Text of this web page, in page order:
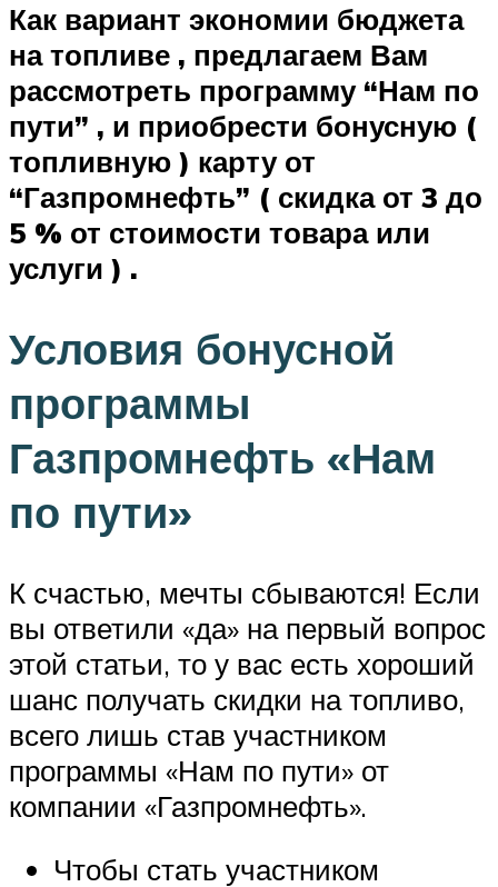
Как вариант экономии бюджета
на топливе , предлагаем Вам
рассмотреть программу “Нам по
пути” , и приобрести бонусную (
топливную ) карту от
“Газпромнефть” ( скидка от 3 до
5 % от стоимости товара или
услуги ) .
Условия бонусной
программы
Газпромнефть «Нам
по пути»
К счастью, мечты сбываются! Если
вы ответили «да» на первый вопрос
этой статьи, то у вас есть хороший
шанс получать скидки на топливо,
всего лишь став участником
программы «Нам по пути» от
компании «Газпромнефть».
Чтобы стать участником